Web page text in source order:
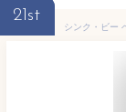
21st